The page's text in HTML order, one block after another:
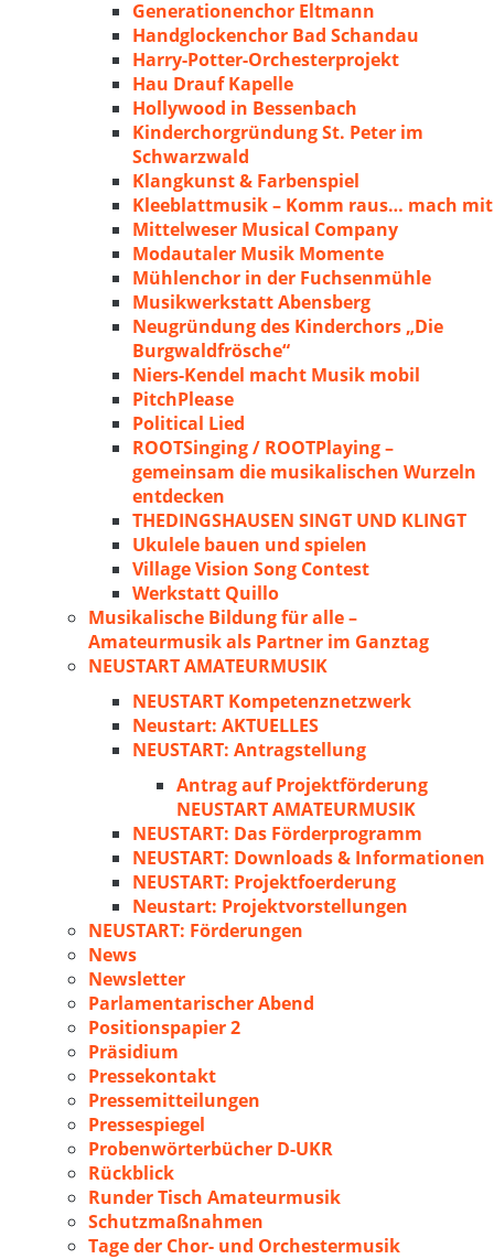
Generationenchor Eltmann
Handglockenchor Bad Schandau
Harry-Potter-Orchesterprojekt
Hau Drauf Kapelle
Hollywood in Bessenbach
Kinderchorgründung St. Peter im
Schwarzwald
Klangkunst & Farbenspiel
Kleeblattmusik – Komm raus… mach mit
Mittelweser Musical Company
Modautaler Musik Momente
Mühlenchor in der Fuchsenmühle
Musikwerkstatt Abensberg
Neugründung des Kinderchors „Die
Burgwaldfrösche“
Niers-Kendel macht Musik mobil
PitchPlease
Political Lied
ROOTSinging / ROOTPlaying –
gemeinsam die musikalischen Wurzeln
entdecken
THEDINGSHAUSEN SINGT UND KLINGT
Ukulele bauen und spielen
Village Vision Song Contest
Werkstatt Quillo
Musikalische Bildung für alle –
Amateurmusik als Partner im Ganztag
NEUSTART AMATEURMUSIK
NEUSTART Kompetenznetzwerk
Neustart: AKTUELLES
NEUSTART: Antragstellung
Antrag auf Projektförderung
NEUSTART AMATEURMUSIK
NEUSTART: Das Förderprogramm
NEUSTART: Downloads & Informationen
NEUSTART: Projektfoerderung
Neustart: Projektvorstellungen
NEUSTART: Förderungen
News
Newsletter
Parlamentarischer Abend
Positionspapier 2
Präsidium
Pressekontakt
Pressemitteilungen
Pressespiegel
Probenwörterbücher D-UKR
Rückblick
Runder Tisch Amateurmusik
Schutzmaßnahmen
Tage der Chor- und Orchestermusik